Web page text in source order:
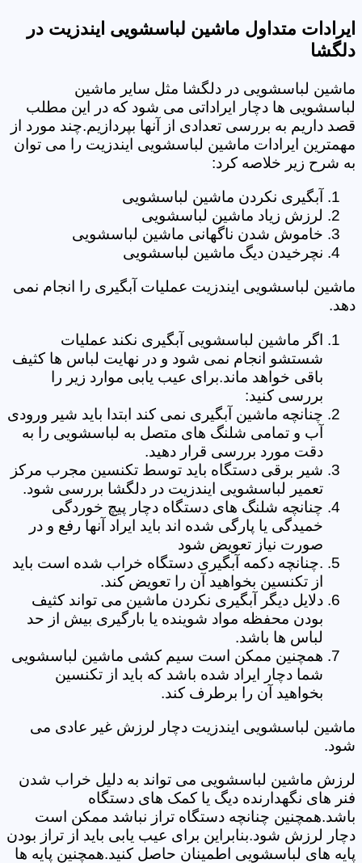
ایرادات متداول ماشین لباسشویی ایندزیت در
دلگشا
ماشین لباسشویی در دلگشا مثل سایر ماشین
لباسشویی ها دچار ایراداتی می شود که در این مطلب
قصد داریم به بررسی تعدادی از آنها بپردازیم.چند مورد از
مهمترین ایرادات ماشین لباسشویی ایندزیت را می توان
به شرح زیر خلاصه کرد:
آبگیری نکردن ماشین لباسشویی
لرزش زیاد ماشین لباسشویی
خاموش شدن ناگهانی ماشین لباسشویی
نچرخیدن دیگ ماشین لباسشویی
ماشین لباسشویی ایندزیت عملیات آبگیری را انجام نمی
دهد.
اگر ماشین لباسشویی آبگیری نکند عملیات
شستشو انجام نمی شود و در نهایت لباس ها کثیف
باقی خواهد ماند.برای عیب یابی موارد زیر را
بررسی کنید:
چنانچه ماشین آبگیری نمی کند ابتدا باید شیر ورودی
آب و تمامی شلنگ های متصل به لباسشویی را به
دقت مورد بررسی قرار دهید.
شیر برقی دستگاه باید توسط تکنسین مجرب مرکز
تعمیر لباسشویی ایندزیت در دلگشا بررسی شود.
چنانچه شلنگ های دستگاه دچار پیچ خوردگی
خمیدگی یا پارگی شده اند باید ایراد آنها رفع و در
صورت نیاز تعویض شود
.چنانچه دکمه آبگیری دستگاه خراب شده است باید
از تکنسین بخواهید آن را تعویض کند.
دلایل دیگر آبگیری نکردن ماشین می تواند کثیف
بودن محفظه مواد شوینده یا بارگیری بیش از حد
لباس ها باشد.
همچنین ممکن است سیم کشی ماشین لباسشویی
شما دچار ایراد شده باشد که باید از تکنسین
بخواهید آن را برطرف کند.
ماشین لباسشویی ایندزیت دچار لرزش غیر عادی می
شود.
لرزش ماشین لباسشویی می تواند به دلیل خراب شدن
فنر های نگهدارنده دیگ یا کمک های دستگاه
باشد.همچنین چنانچه دستگاه تراز نباشد ممکن است
دچار لرزش شود.بنابراین برای عیب یابی باید از تراز بودن
پایه های لباسشویی اطمینان حاصل کنید.همچنین پایه ها